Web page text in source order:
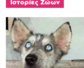
Ιστορίες Ζώων